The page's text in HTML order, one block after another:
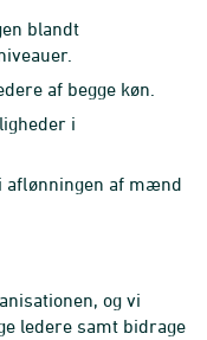
blandt
af begge køn.
i
aflønningen af mænd
og vi
ledere samt bidrage